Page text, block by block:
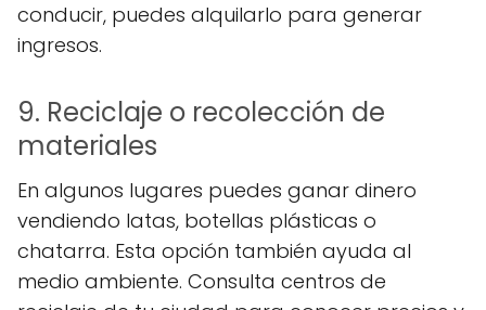
conducir, puedes alquilarlo para generar
ingresos.
9. Reciclaje o recolección de
materiales
En algunos lugares puedes ganar dinero
vendiendo latas, botellas plásticas o
chatarra. Esta opción también ayuda al
medio ambiente. Consulta centros de